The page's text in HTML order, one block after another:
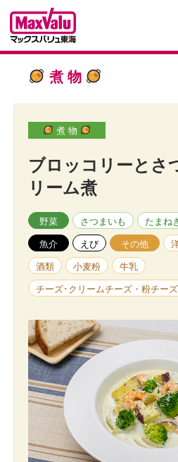
煮 物
煮 物
ブロッコリーとさ
リーム煮
野菜 さつまいも たまね
魚介 えび その他
酒類 小麦粉 牛乳
チーズ･クリームチーズ・粉チーズ